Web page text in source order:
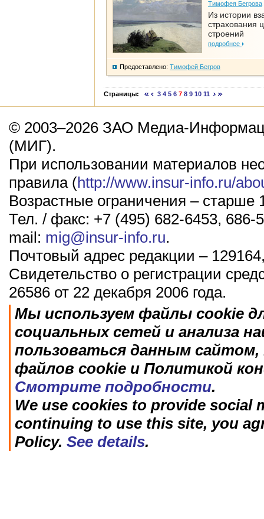
Тимофея Бегрова
Из истории
страхования
строений
подробнее
Предоставлено: Тимофей Бегров
Страницы: 3 4 5 6 7 8 9 10 11
© 2003–2026 ЗАО Медиа-
(МИГ).
При использовании материалов
правила (http://www.insur-info.ru/
Возрастные ограничения – старше
Тел. / факс: +7 (495) 682-6453, 686-
mail: mig@insur-info.ru.
Почтовый адрес редакции –
Свидетельство о регистрации
26586 от 22 декабря 2006 года.
Мы используем файлы cookie
социальных сетей и анализа
пользоваться данным
файлов cookie и Политикой
Смотрите подробности.
We use cookies to provide social
continuing to use this site, you
Policy. See details.